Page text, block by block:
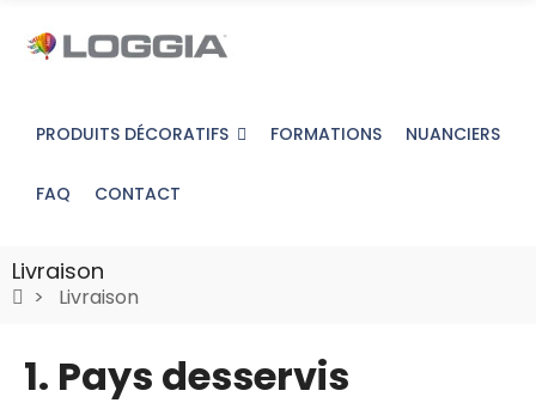
PRODUITS DÉCORATIFS FORMATIONS NUANCIERS
FAQ CONTACT
Livraison
Livraison
1. Pays desservis